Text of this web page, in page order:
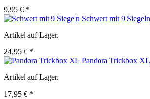
9,95 € *
Schwert mit 9 Siegeln
Artikel auf Lager.
24,95 € *
Pandora Trickbox XL
Artikel auf Lager.
17,95 € *